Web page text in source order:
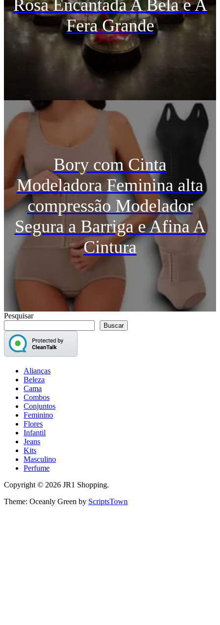
Rosa Encantada A Bela e A
Fera Grande
Bory com Cinta
Modeladora Feminina alta
compressão Modelador
Segura a Barriga e Afina A
Cintura
Pesquisar
Buscar
Alianças
Beleza
Cama
Combos
Conjuntos
Feminino
Flores
Infantil
Jeans
Kits
Masculino
Perfume
Copyright © 2026 JR1 Shopping.
Theme: Oceanly Green by ScriptsTown